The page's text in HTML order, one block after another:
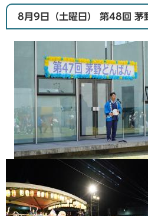
8月9日（土曜日） 第48回 茅